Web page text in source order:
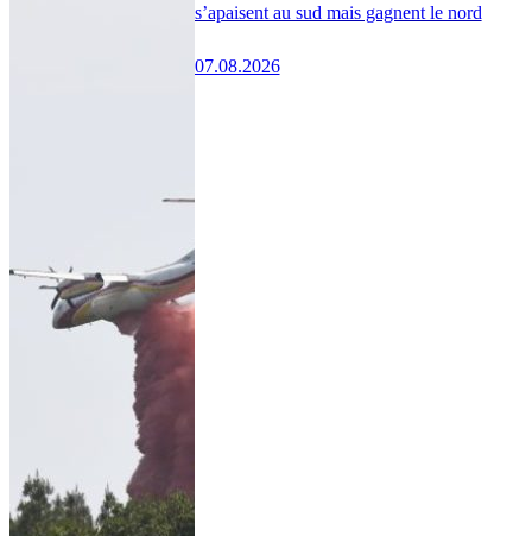
s’apaisent au sud mais gagnent le nord
07.08.2026